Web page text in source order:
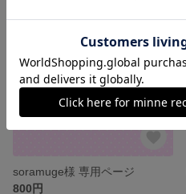
soramuge様 専用ページ
800円